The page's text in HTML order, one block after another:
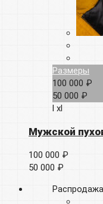
Размеры
100 000 ₽
50 000 ₽
l xl
Мужской
100 000 ₽
50 000 ₽